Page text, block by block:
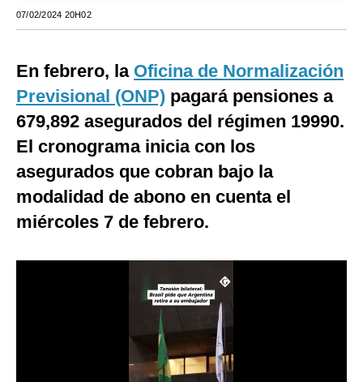
Mundo
EEUU
México
España
Internacional
07/02/2024 20H02
En febrero, la Oficina de Normalización
Previsional (ONP) pagará pensiones a
679,892 asegurados del régimen 19990.
El cronograma inicia con los
asegurados que cobran bajo la
modalidad de abono en cuenta el
miércoles 7 de febrero.